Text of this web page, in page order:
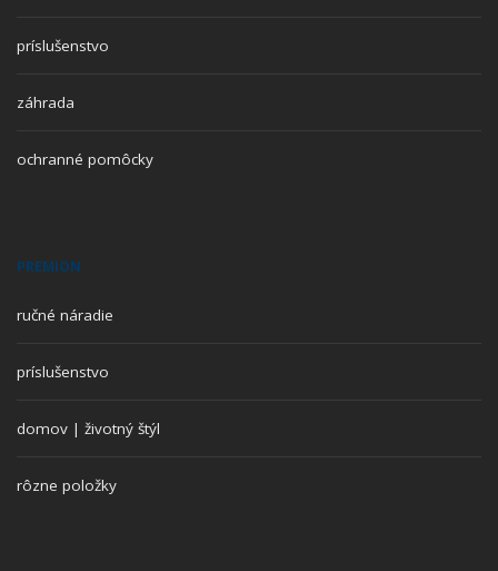
príslušenstvo
záhrada
ochranné pomôcky
PREMION
ručné náradie
príslušenstvo
domov | životný štýl
rôzne položky